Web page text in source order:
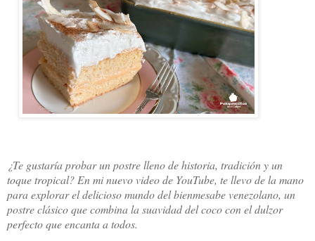
¿Te gustaría probar un postre lleno de historia, tradición y un
toque tropical? En mi nuevo video de YouTube, te llevo de la mano
para explorar el delicioso mundo del bienmesabe venezolano, un
postre clásico que combina la suavidad del coco con el dulzor
perfecto que encanta a todos.